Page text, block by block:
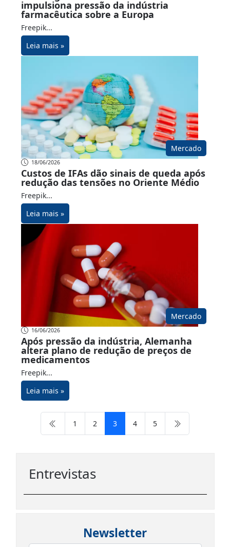
impulsiona pressão da indústria
farmacêutica sobre a Europa
Freepik...
Leia mais »
Mercado
18/06/2026
Custos de IFAs dão sinais de queda após
redução das tensões no Oriente Médio
Freepik...
Leia mais »
Mercado
16/06/2026
Após pressão da indústria, Alemanha
altera plano de redução de preços de
medicamentos
Freepik...
Leia mais »
1 2 3 4 5
Entrevistas
Newsletter